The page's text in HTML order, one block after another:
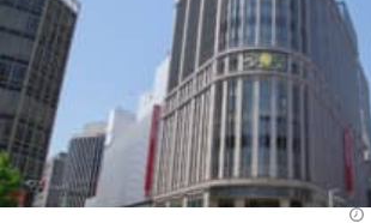
TOP
エンタメ クイズ
グルメ 地域
住まい 教育・育児
動物 リサーチ